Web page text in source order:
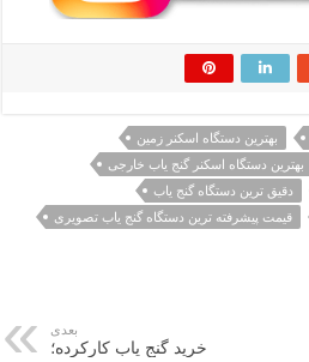
بهترین دستگاه اسکنر زمین
بهترین دستگاه اسکنر گنج یاب خارجی
دقیق ترین دستگاه گنج یاب
قیمت پیشرفته ترین دستگاه گنج یاب تصویری
بعدی
خرید گنج یاب کارکرده؛